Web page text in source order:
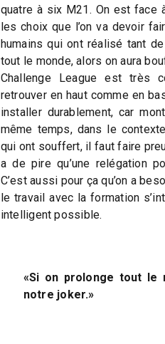
quatre à six M21. On est face
les choix que l’on va devoir
humains qui ont réalisé tant
tout le monde, alors on aura
Challenge League est très
retrouver en haut comme en
installer durablement, car
même temps, dans le
qui ont souffert, il faut faire
a de pire qu’une relégation
C’est aussi pour ça qu’on a
le travail avec la formation
intelligent possible.
«Si on prolonge tout le
notre joker.»